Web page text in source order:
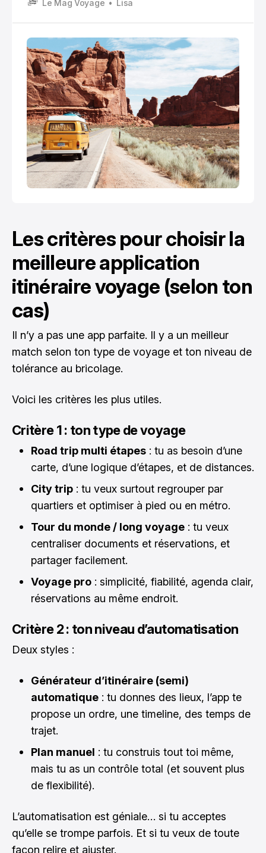
militaire minute par minute.
Le Mag Voyage Lisa
Les critères pour choisir la
meilleure application
itinéraire voyage (selon ton
cas)
Il n’y a pas une app parfaite. Il y a un meilleur
match selon ton type de voyage et ton niveau de
tolérance au bricolage.
Voici les critères les plus utiles.
Critère 1 : ton type de voyage
Road trip multi étapes : tu as besoin d’une
carte, d’une logique d’étapes, et de distances.
City trip : tu veux surtout regrouper par
quartiers et optimiser à pied ou en métro.
Tour du monde / long voyage : tu veux
centraliser documents et réservations, et
partager facilement.
Voyage pro : simplicité, fiabilité, agenda clair,
réservations au même endroit.
Critère 2 : ton niveau d’automatisation
Deux styles :
Générateur d’itinéraire (semi)
automatique : tu donnes des lieux, l’app te
propose un ordre, une timeline, des temps de
trajet.
Plan manuel : tu construis tout toi même,
mais tu as un contrôle total (et souvent plus
de flexibilité).
L’automatisation est géniale… si tu acceptes
qu’elle se trompe parfois. Et si tu veux de toute
façon relire et ajuster.